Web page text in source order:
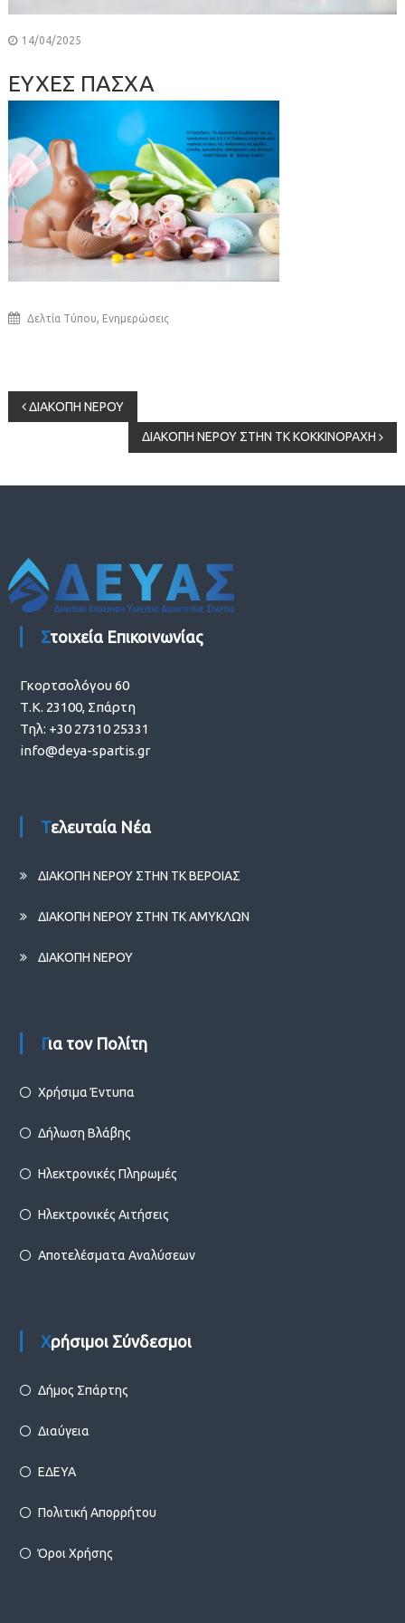
14/04/2025
ΕΥΧΕΣ ΠΑΣΧΑ
Δελτία Τύπου, Ενημερώσεις
Πλοήγηση
ΔΙΑΚΟΠΗ ΝΕΡΟΥ
ΔΙΑΚΟΠΗ ΝΕΡΟΥ ΣΤΗΝ ΤΚ ΚΟΚΚΙΝΟΡΑΧΗ
Στοιχεία Επικοινωνίας
Γκορτσολόγου 60
Τ.Κ. 23100, Σπάρτη
Τηλ: +30 27310 25331
info@deya-spartis.gr
Τελευταία Νέα
ΔΙΑΚΟΠΗ ΝΕΡΟΥ ΣΤΗΝ ΤΚ ΒΕΡΟΙΑΣ
ΔΙΑΚΟΠΗ ΝΕΡΟΥ ΣΤΗΝ ΤΚ ΑΜΥΚΛΩΝ
ΔΙΑΚΟΠΗ ΝΕΡΟΥ
Για τον Πολίτη
Χρήσιμα Έντυπα
Δήλωση Βλάβης
Ηλεκτρονικές Πληρωμές
Ηλεκτρονικές Αιτήσεις
Αποτελέσματα Αναλύσεων
Χρήσιμοι Σύνδεσμοι
Δήμος Σπάρτης
Διαύγεια
ΕΔΕΥΑ
Πολιτική Απορρήτου
Όροι Χρήσης